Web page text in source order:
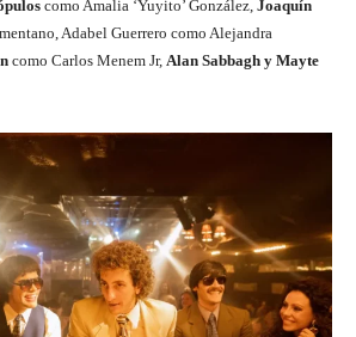
como Amalia ‘Yuyito’ González, Joaquín
Adabel Guerrero como Alejandra
como Carlos Menem Jr, Alan Sabbagh y Mayte